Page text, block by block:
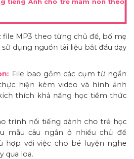
tiếng Anh cho trẻ mầm non theo
file MP3 theo từng chủ đề, bố mẹ
dụng nguồn tài liệu bắt đầu dạy
File bao gồm các cụm từ ngắn
hiện kèm video và hình ảnh
thích khả năng học tiềm thức
trình nổi tiếng dành cho trẻ học
mẫu câu ngắn ở nhiều chủ đề
hợp với việc cho bé luyện nghe
qua loa.